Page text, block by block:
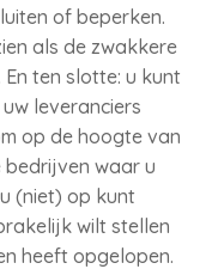
of beperken.
als de zwakkere
ten slotte: u kunt
leveranciers
op de hoogte van
waar u
(niet) op kunt
wilt stellen
heeft opgelopen.